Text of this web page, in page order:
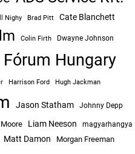
Nighy Brad Pitt Cate Blanchett
Colin Firth Dwayne Johnson
Fórum Hungary
Harrison Ford Hugh Jackman
Jason Statham Johnny Depp
Liam Neeson
magyarhangya
Matt Damon Morgan Freeman